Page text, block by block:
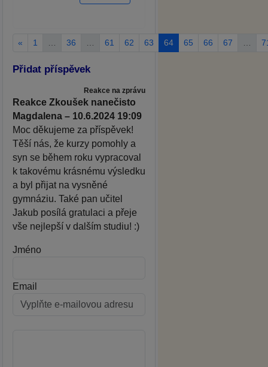
« 1 36 61 62 63 64 65 66 67
Přidat příspěvek
Reakce na zprávu
Reakce Zkoušek nanečisto
Magdalena – 10.6.2024 19:09
Moc děkujeme za příspěvek!
Těší nás, že kurzy pomohly a
syn se během roku vypracoval
k takovému krásnému výsledku
a byl přijat na vysněné
gymnáziu. Také pan učitel
Jakub posílá gratulaci a přeje
vše nejlepší v dalším studiu! :)
Jméno
Email